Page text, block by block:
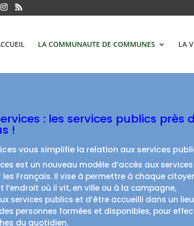
LA COMMUNAUTE DE COMMUNES LA
: les services publics près
!
vous simplifie la relation aux services
est un nouveau modèle d’accès aux services
les Français. Il vise à permettre à chaque
l’endroit où il vit, en ville ou à la campagne,
services publics et d’être accueilli dans un lieu
personnes formées et disponibles, pour
du quotidien.